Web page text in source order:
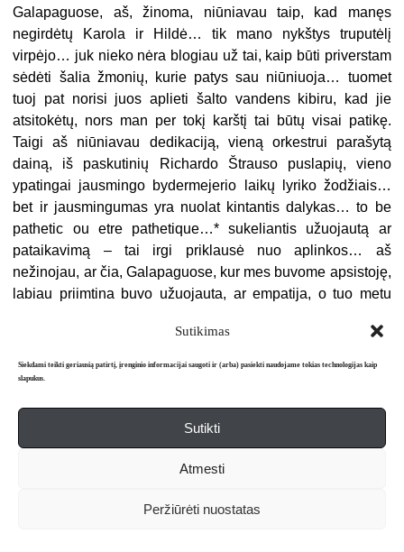
Sutikimas
Siekdami teikti geriausią patirtį, įrenginio informacijai saugoti ir (arba) pasiekti naudojame tokias technologijas kaip
slapukus.
Sutikti
Atmesti
Peržiūrėti nuostatas
Galapaguose, aš, žinoma, niūniavau taip, kad manęs
negirdėtų Karola ir Hildė… tik mano nykštys truputėlį
virpėjo… juk nieko nėra blogiau už tai, kaip būti priverstam
sėdėti šalia žmonių, kurie patys sau niūniuoja… tuomet
tuoj pat norisi juos aplieti šalto vandens kibiru, kad jie
atsitokėtų, nors man per tokį karštį tai būtų visai patikę.
Taigi aš niūniavau dedikaciją, vieną orkestrui parašytą
dainą, iš paskutinių Richardo Štrauso puslapių, vieno
ypatingai jausmingo bydermejerio laikų lyriko žodžiais…
bet ir jausmingumas yra nuolat kintantis dalykas… to be
pathetic ou etre pathetique…* sukeliantis užuojautą ar
pataikavimą – tai irgi priklausė nuo aplinkos… aš
nežinojau, ar čia, Galapaguose, kur mes buvome apsistoję,
labiau priimtina buvo užuojauta, ar empatija, o tuo metu
instrumentų garsai, iš lėto įsismelkiantys į mano smegenų
kiaušą, ir galbūt aš visu kūnu šiek tiek sūpavausi pirmyn ir
atgal.
Juk tu žinai, dvasia brangi,
Meilė drasko mano širdį,